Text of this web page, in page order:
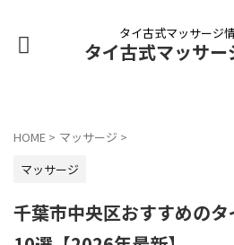
タイ古式マッサージ
タイ古式マッサ
HOME > マッサージ >
マッサージ
千葉市中央区おすすめの